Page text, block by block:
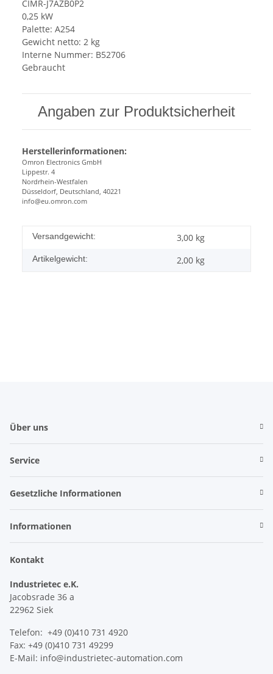
CIMR-J7AZB0P2
0,25 kW
Palette: A254
Gewicht netto: 2 kg
Interne Nummer: B52706
Gebraucht
Angaben zur Produktsicherheit
Herstellerinformationen:
Omron Electronics GmbH
Lippestr. 4
Nordrhein-Westfalen
Düsseldorf, Deutschland, 40221
info@eu.omron.com
Versandgewicht: 3,00 kg
Artikelgewicht: 2,00 kg
Über uns
Service
Gesetzliche Informationen
Informationen
Kontakt
Industrietec e.K.
Jacobsrade 36 a
22962 Siek
Telefon: +49 (0)410 731 4920
Fax: +49 (0)410 731 49299
E-Mail: info@industrietec-automation.com